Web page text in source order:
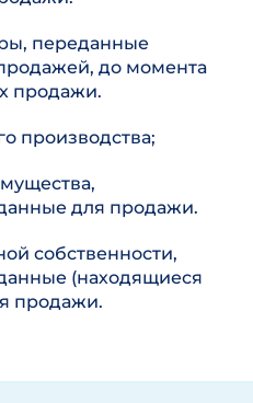
переданные
до момента
продажи.
производства;
для продажи.
собственности,
(находящиеся
продажи.